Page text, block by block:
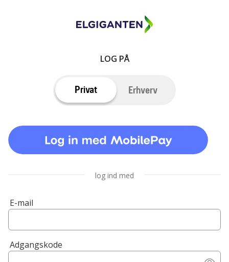
LOG PÅ
Privat Erhverv
log ind med
E-mail
Adgangskode